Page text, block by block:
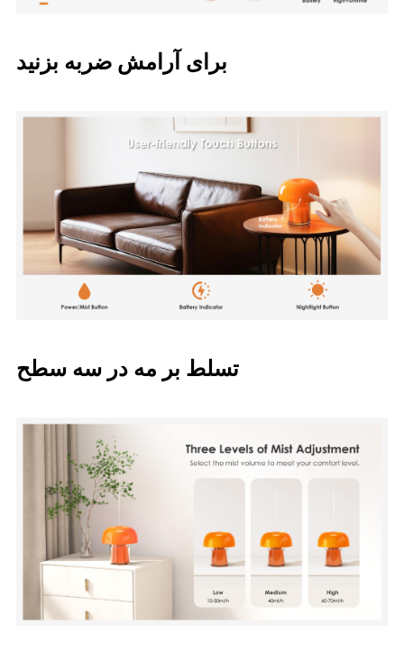
برای آرامش ضربه بزنید
تسلط بر مه در سه سطح